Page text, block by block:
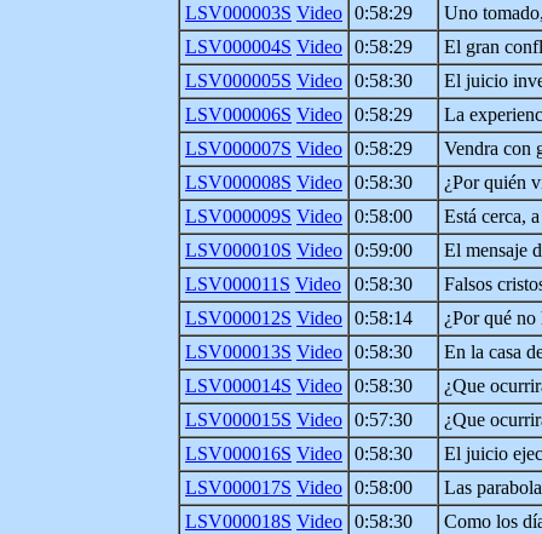
LSV000003S Video 0:58:29
Uno
LSV000004S Video 0:58:29
El gran
LSV000005S Video 0:58:30
El juicio
LSV000006S Video 0:58:29
La
LSV000007S Video 0:58:29
Vendra con
LSV000008S Video 0:58:30
¿Por quién
LSV000009S Video 0:58:00
Está cerca,
LSV000010S Video 0:59:00
El mensaje
LSV000011S Video 0:58:30
Falsos
LSV000012S Video 0:58:14
¿Por qué no
LSV000013S Video 0:58:30
En la casa
LSV000014S Video 0:58:30
¿Que
LSV000015S Video 0:57:30
¿Que
LSV000016S Video 0:58:30
El juicio
LSV000017S Video 0:58:00
Las
LSV000018S Video 0:58:30
Como los